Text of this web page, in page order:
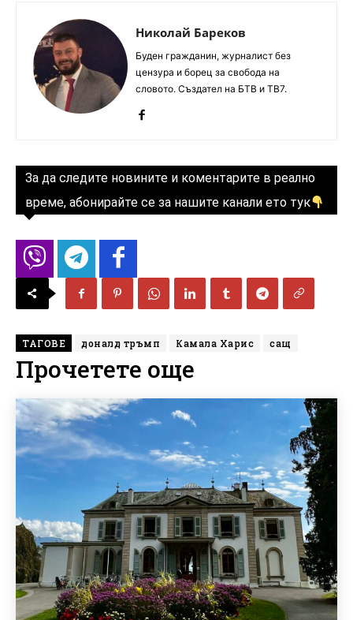
Николай Бареков
Буден гражданин, журналист без
цензура и борец за свобода на
словото. Създател на БТВ и ТВ7.
За да следите новините и коментарите в реално
време, абонирайте се за нашите канали ето тук
ТАГОВЕ доналд тръмп Камала Харис сащ
Прочетете още